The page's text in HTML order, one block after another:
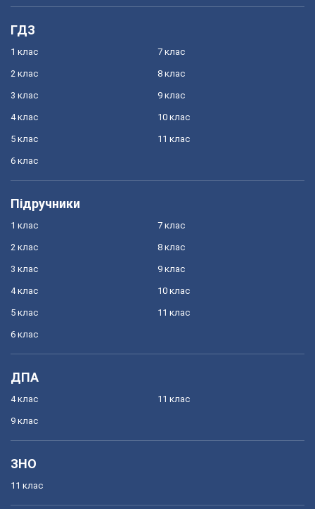
ГДЗ
1 клас
2 клас
3 клас
4 клас
5 клас
6 клас
7 клас
8 клас
9 клас
10 клас
11 клас
Підручники
1 клас
2 клас
3 клас
4 клас
5 клас
6 клас
7 клас
8 клас
9 клас
10 клас
11 клас
ДПА
4 клас
9 клас
11 клас
ЗНО
11 клас